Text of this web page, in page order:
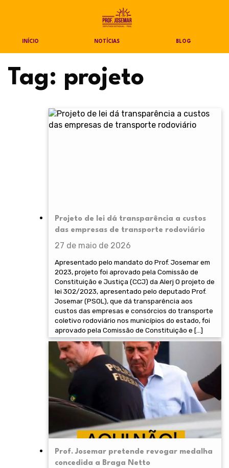
INÍCIO NOTÍCIAS BLOG
Tag: projeto
Projeto de lei dá transparência a custos
das empresas de transporte rodoviário
27 de maio de 2026
Apresentado pelo mandato do Prof. Josemar em
2023, projeto foi aprovado pela Comissão de
Constituição e Justiça (CCJ) da Alerj O projeto de
lei 302/2023, apresentado pelo deputado Prof.
Josemar (PSOL), que dá transparência aos
custos das empresas e consórcios do transporte
coletivo rodoviário nos municípios do estado, foi
aprovado pela Comissão de Constituição e […]
Prof. Josemar pretende revogar medalha
concedida a Braga Netto